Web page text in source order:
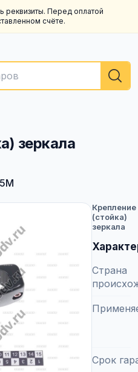
реквизиты. Перед оплатой
счёте.
зеркала
Крепление
(стойка)
зеркала
Страна
Срок